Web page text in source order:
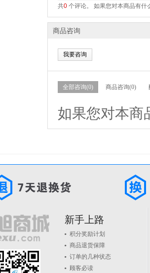
共0 个评论。 如果您对本商品有什
商品咨询
我要咨询
全部咨询(0) 商品咨询(0)
如果您对本商
新手上路
积分奖励计划
商品退货保障
订单的几种状态
顾客必读